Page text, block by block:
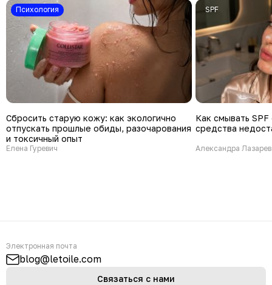
психология
Сбросить старую кожу: как экологично
отпускать прошлые обиды, разочарования
и токсичный опыт
Елена Гуревич
SPF
Как смывать
средства
Александра
Электронная почта
blog@letoile.com
Связаться с нами